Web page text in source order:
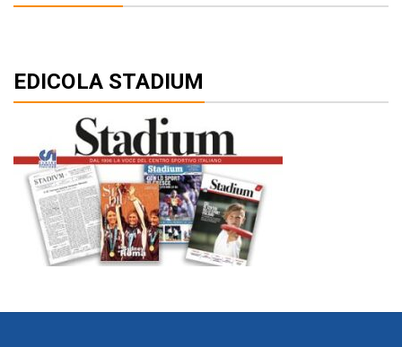
EDICOLA STADIUM